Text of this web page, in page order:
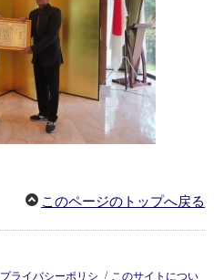
このページのトップへ戻る
プライバシーポリシ / このサイトについ